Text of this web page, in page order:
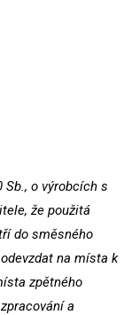
Sb., o výrobcích s
že použitá
do směsného
na místa k
zpětného
a